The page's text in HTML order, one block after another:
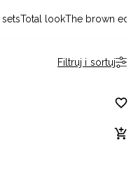
Total lookThe brown edit
Filtruj i sortuj
/ GBP
/ EUR